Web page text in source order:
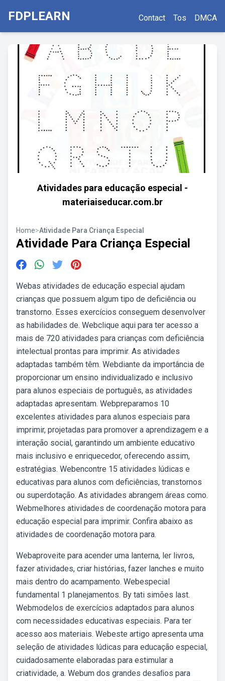
FDPLEARN Contact Tos DMCA
Atividades para educação especial -
materiaiseducar.com.br
Home>Atividade Para Criança Especial
Atividade Para Criança Especial
Webas atividades de educação especial ajudam
crianças que possuem algum tipo de deficiência ou
transtorno. Esses exercícios conseguem desenvolver
as habilidades de. Webclique aqui para ter acesso a
mais de 720 atividades para crianças com deficiência
intelectual prontas para imprimir. As atividades
adaptadas também têm. Webdiante da importância de
proporcionar um ensino individualizado e inclusivo
para alunos especiais de português, as atividades
adaptadas apresentam. Webpreparamos 10
excelentes atividades para alunos especiais para
imprimir, projetadas para promover a aprendizagem e a
interação social, garantindo um ambiente educativo
mais inclusivo e enriquecedor, oferecendo assim,
estratégias. Webencontre 15 atividades lúdicas e
educativas para alunos com deficiências, transtornos
ou superdotação. As atividades abrangem áreas como.
Webmelhores atividades de coordenação motora para
educação especial para imprimir. Confira abaixo as
atividades de coordenação motora para.
Webaproveite para acender uma lanterna, ler livros,
fazer atividades, criar histórias, fazer lanches e muito
mais dentro do acampamento. Webespecial
fundamental 1 planejamentos. By tati simões last.
Webmodelos de exercícios adaptados para alunos
com necessidades educativas especiais. Para ter
acesso aos materiais. Webeste artigo apresenta uma
seleção de atividades lúdicas para educação especial,
cuidadosamente elaboradas para estimular a
criatividade, a. Webum dos grandes desaﬁos para